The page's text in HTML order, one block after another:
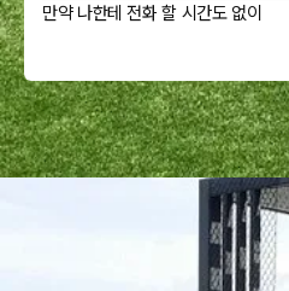
만약 나한테 전화 할 시간도 없이